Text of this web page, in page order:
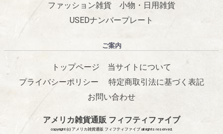
ファッション雑貨
小物・日用雑貨
USEDナンバープレート
ご案内
トップページ
当サイトについて
プライバシーポリシー
特定商取引法に基づく表記
お問い合わせ
アメリカ雑貨通販 フィフティファイブ
copyright (c) アメリカ雑貨通販 フィフティファイブ all rights reserved.